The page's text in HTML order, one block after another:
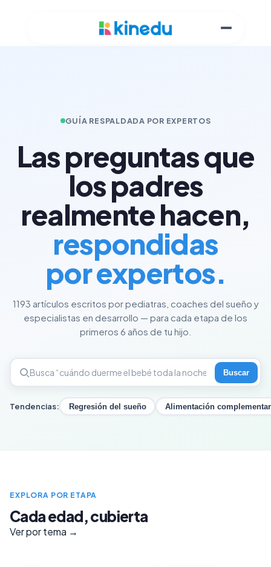
GUÍA RESPALDADA POR EXPERTOS
Las preguntas que
los padres
realmente hacen,
respondidas
por expertos.
1193 artículos escritos por pediatras, coaches del sueño y
especialistas en desarrollo — para cada etapa de los
primeros 6 años de tu hijo.
Buscar
Tendencias: Regresión del sueño Alimentación
EXPLORA POR ETAPA
Cada edad, cubierta
Ver por tema →